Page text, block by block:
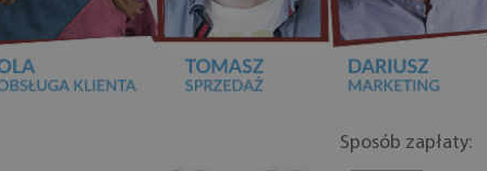
Sposób zapłaty: